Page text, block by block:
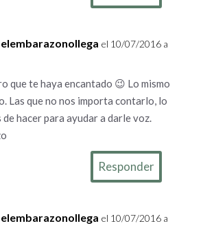
el 10/07/2016 a
que te haya encantado 😉 Lo mismo
Las que no nos importa contarlo, lo
de hacer para ayudar a darle voz.
Responder
el 10/07/2016 a